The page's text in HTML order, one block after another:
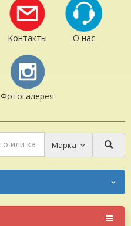
Контакты О нас
Фотогалерея
Марка